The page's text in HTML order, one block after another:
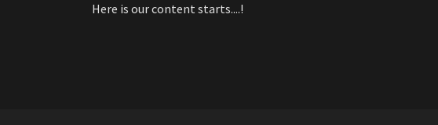
Here is our content starts....!